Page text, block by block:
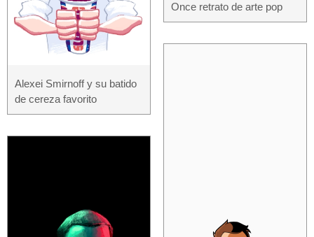
Alexei Smirnoff y su batido
de cereza favorito
Once retrato de arte pop